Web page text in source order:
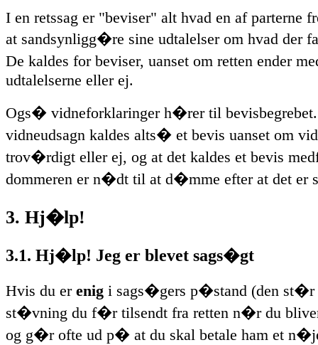
I en retssag er "beviser" alt hvad en af parterne
at sandsynligg�re sine udtalelser om hvad der
De kaldes for beviser, uanset om retten ender
udtalelserne eller ej.
Ogs� vidneforklaringer h�rer til
vidneudsagn kaldes alts� et bevis uanset om
trov�rdigt eller ej, og at det kaldes et bevis
dommeren er n�dt til at d�mme efter at det er
3. Hj�lp!
3.1. Hj�lp! Jeg er blevet sags�gt
Hvis du er enig i sags�gers p�stand (den st�r
st�vning du f�r tilsendt fra retten n�r du
og g�r ofte ud p� at du skal betale ham et